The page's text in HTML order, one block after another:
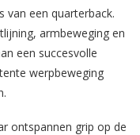
van een quarterback.
armbeweging en
een succesvolle
werpbeweging
ontspannen grip op de